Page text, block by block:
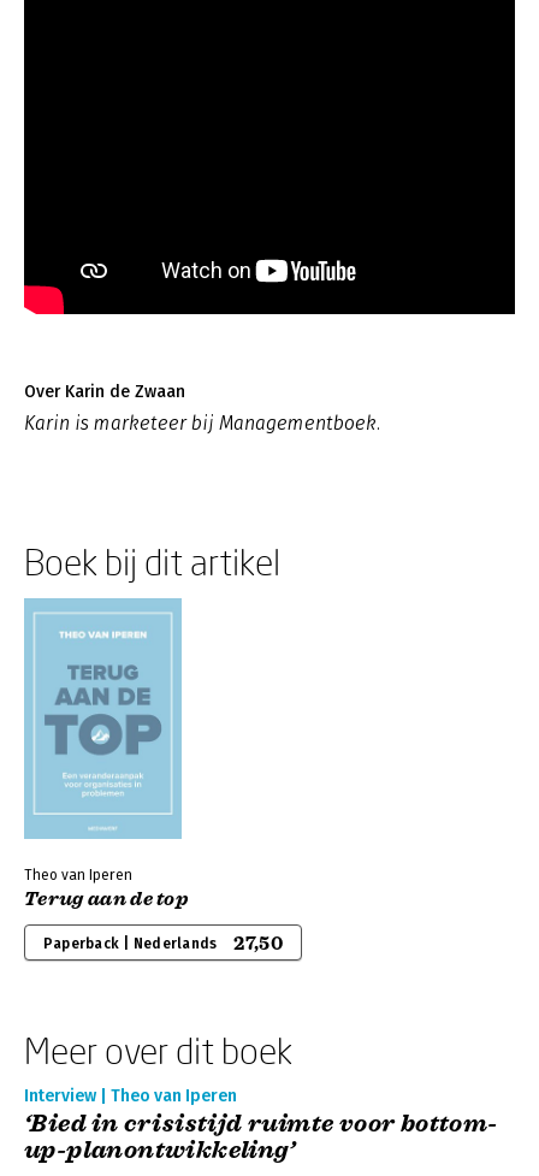
Over Karin de Zwaan
Karin is marketeer bij Managementboek.
Boek bij dit artikel
Theo van Iperen
Terug aan de top
Paperback | Nederlands 27,50
Meer over dit boek
Interview | Theo van Iperen
‘Bied in crisistijd ruimte voor bottom-
up-planontwikkeling’